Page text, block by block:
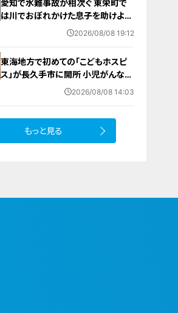
岐阜・高山市
愛知で水難事故が相次ぐ 東栄町で
は川でおぼれかけた息子を助けよう
とし父親が心肺停止の状態で搬送
2026/08/08 19:12
東海地方で初めての「こどもホスピ
ス」が長久手市に開所 小児がんなど
重い病気の子どもと家族を支える施
2026/08/08 14:03
もっと見る